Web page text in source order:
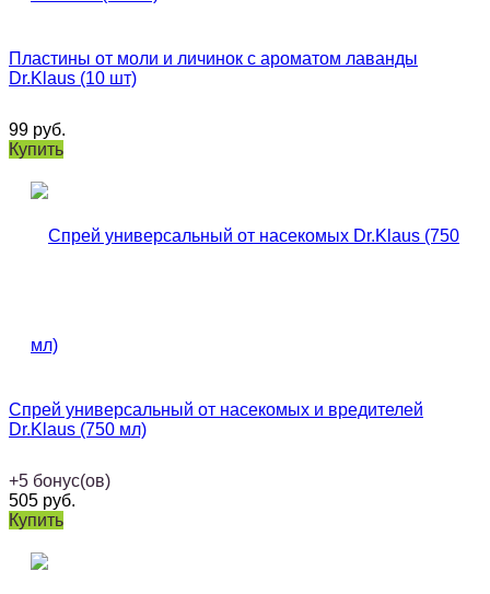
Пластины от моли и личинок с ароматом лаванды
Dr.Klaus (10 шт)
99 руб.
Купить
Спрей универсальный от насекомых и вредителей
Dr.Klaus (750 мл)
+5 бонус(ов)
505 руб.
Купить